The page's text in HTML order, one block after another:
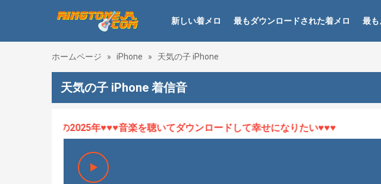
新しい着メロ 最もダウンロードされた着メロ 最も
ホームページ » iPhone » 天気の子 iPhone
天気の子 iPhone 着信音
、最新の2025年♥♥♥音楽を聴いてダウンロードして幸せになりたい♥♥♥